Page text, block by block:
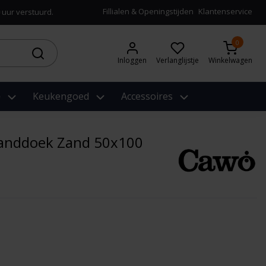
verstuurd. Fillialen & Openingstijden Klantenservice
Inloggen Verlanglijstje
0
Winkelwagen
Keukengoed Accessoires
Zand 50x100